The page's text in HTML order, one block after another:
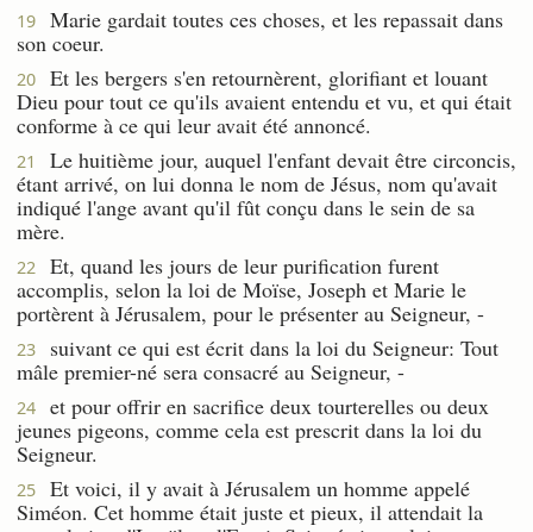
19
Marie gardait toutes ces choses, et les repassait dans
son coeur.
20
Et les bergers s'en retournèrent, glorifiant et louant
Dieu pour tout ce qu'ils avaient entendu et vu, et qui était
conforme à ce qui leur avait été annoncé.
21
Le huitième jour, auquel l'enfant devait être circoncis,
étant arrivé, on lui donna le nom de Jésus, nom qu'avait
indiqué l'ange avant qu'il fût conçu dans le sein de sa
mère.
22
Et, quand les jours de leur purification furent
accomplis, selon la loi de Moïse, Joseph et Marie le
portèrent à Jérusalem, pour le présenter au Seigneur, -
23
suivant ce qui est écrit dans la loi du Seigneur: Tout
mâle premier-né sera consacré au Seigneur, -
24
et pour offrir en sacrifice deux tourterelles ou deux
jeunes pigeons, comme cela est prescrit dans la loi du
Seigneur.
25
Et voici, il y avait à Jérusalem un homme appelé
Siméon. Cet homme était juste et pieux, il attendait la